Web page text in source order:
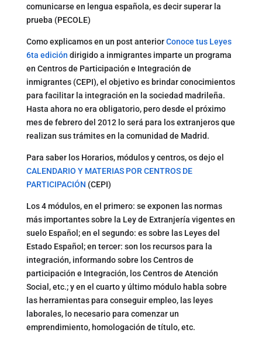
comunicarse en lengua española, es decir superar la
prueba (PECOLE)
Como explicamos en un post anteriorConoce tus Leyes
6ta edición dirigido a inmigrantes imparte un programa
en Centros de Participación e Integración de
inmigrantes (CEPI), el objetivo es brindar conocimientos
para facilitar la integración en la sociedad madrileña.
Hasta ahora no era obligatorio, pero desde el próximo
mes de febrero del 2012 lo será para los extranjeros que
realizan sus trámites en la comunidad de Madrid.
Para saber los Horarios, módulos y centros, os dejo el
CALENDARIO Y MATERIAS POR CENTROS DE
PARTICIPACIÓN (CEPI)
Los 4 módulos, en el primero: se exponen las normas
más importantes sobre la Ley de Extranjería vigentes en
suelo Español; en el segundo: es sobre las Leyes del
Estado Español; en tercer: son los recursos para la
integración, informando sobre los Centros de
participación e Integración, los Centros de Atención
Social, etc.; y en el cuarto y último módulo habla sobre
las herramientas para conseguir empleo, las leyes
laborales, lo necesario para comenzar un
emprendimiento, homologación de título, etc.